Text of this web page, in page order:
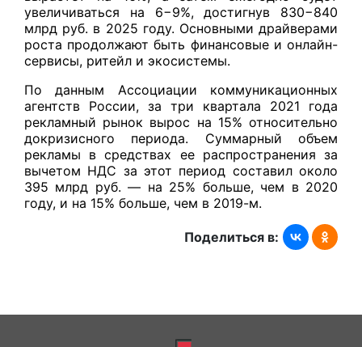
увеличиваться на 6−9%, достигнув 830−840
млрд руб. в 2025 году. Основными драйверами
роста продолжают быть финансовые и онлайн-
сервисы, ритейл и экосистемы.
По данным Ассоциации коммуникационных
агентств России, за три квартала 2021 года
рекламный рынок вырос на 15% относительно
докризисного периода. Суммарный объем
рекламы в средствах ее распространения за
вычетом НДС за этот период составил около
395 млрд руб. — на 25% больше, чем в 2020
году, и на 15% больше, чем в 2019-м.
Поделиться в: